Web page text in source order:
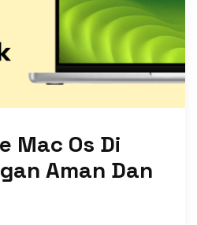
Mac Os Di
Aman Dan